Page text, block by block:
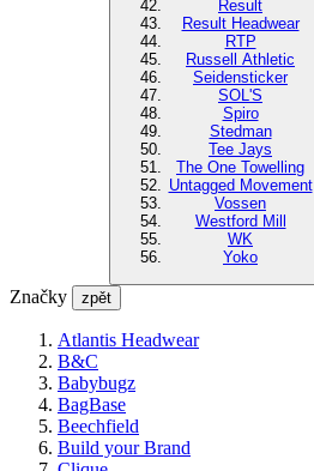
Result
Result Headwear
RTP
Russell Athletic
Seidensticker
SOL'S
Spiro
Stedman
Tee Jays
The One Towelling
Untagged Movement
Vossen
Westford Mill
WK
Yoko
Značky zpět
Atlantis Headwear
B&C
Babybugz
BagBase
Beechfield
Build your Brand